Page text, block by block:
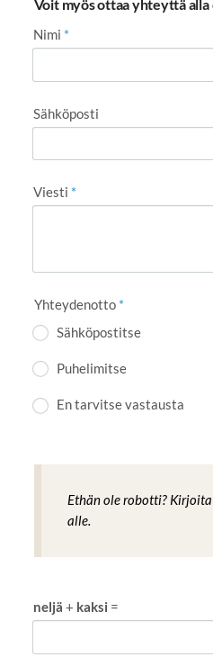
Voit myös ottaa yhteyttä
Nimi *
Sähköposti
Viesti *
Yhteydenotto*
Sähköpostitse
Puhelimitse
En tarvitse vastausta
Ethän ole robotti?
alle.
neljä + kaksi =